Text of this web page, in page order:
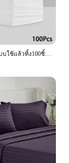
แผ่นผ้าสีขาวแบบใช้แล้วทิ้ง100ชิ้นผ้าคลุมโต๊ะสำหรับใช้ในร้านเสริมสวยชุดสักลายสปาไม่ทอระบายอากาศได้ดีผ้าปูที่นอนป้องกันความสกปรกสำหรับการเดินทางโรงแรม